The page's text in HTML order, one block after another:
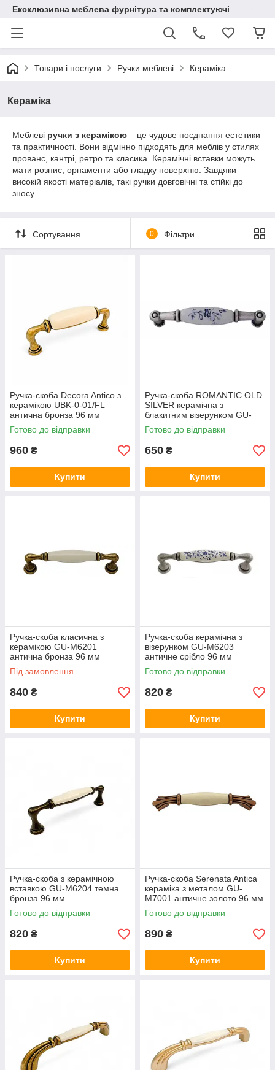
Ексклюзивна меблева фурнітура та комплектуючі
Товари і послуги Ручки меблеві Кераміка
Кераміка
Меблеві ручки з керамікою – це чудове поєднання естетики
та практичності. Вони відмінно підходять для меблів у стилях
прованс, кантрі, ретро та класика. Керамічні вставки можуть
мати розпис, орнаменти або гладку поверхню. Завдяки
високій якості матеріалів, такі ручки довговічні та стійкі до
зносу.
Сортування 0 Фільтри
Ручка-скоба Decora Antico з
керамікою UBK-0-01/FL
антична бронза 96 мм
Готово до відправки
960 ₴
Купити
Ручка-скоба ROMANTIC OLD
SILVER керамічна з
блакитним візерунком GU-
M0102 античне срібло 96 мм
Готово до відправки
650 ₴
Купити
Ручка-скоба класична з
керамікою GU-M6201
антична бронза 96 мм
Під замовлення
840 ₴
Купити
Ручка-скоба керамічна з
візерунком GU-M6203
античне срібло 96 мм
Готово до відправки
820 ₴
Купити
Ручка-скоба з керамічною
вставкою GU-M6204 темна
бронза 96 мм
Готово до відправки
820 ₴
Купити
Ручка-скоба Serenata Antica
кераміка з металом GU-
M7001 античне золото 96 мм
Готово до відправки
890 ₴
Купити